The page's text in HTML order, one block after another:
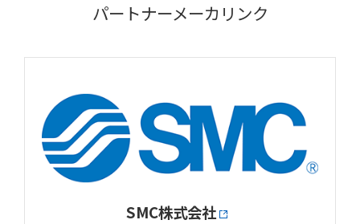
パートナーメーカリンク
SMC株式会社